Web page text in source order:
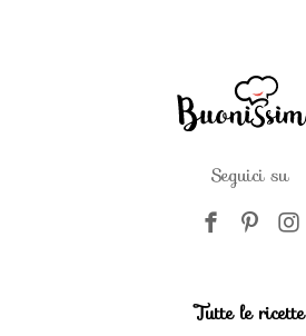
Seguici su
Tutte le ricette